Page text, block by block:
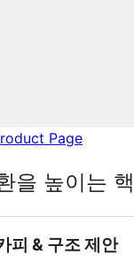
Page
을 높이는
피 & 구조 제안